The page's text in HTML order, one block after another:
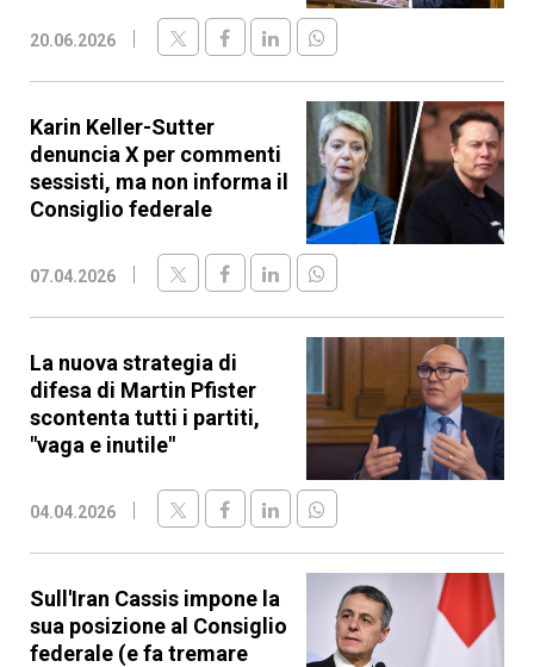
20.06.2026
Karin Keller-Sutter
denuncia X per commenti
sessisti, ma non informa il
Consiglio federale
07.04.2026
La nuova strategia di
difesa di Martin Pfister
scontenta tutti i partiti,
"vaga e inutile"
04.04.2026
Sull'Iran Cassis impone la
sua posizione al Consiglio
federale (e fa tremare